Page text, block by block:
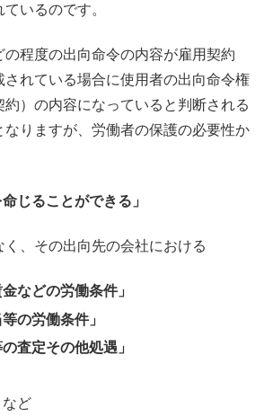
いるのです。
の程度の出向命令の内容が雇用契約
されている場合に使用者の出向命令権
）の内容になっていると判断される
なりますが、労働者の保護の必要性か
じることができる」
く、その出向先の会社における
などの労働条件」
の労働条件」
査定その他処遇」
など